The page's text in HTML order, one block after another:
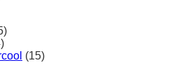
(15)